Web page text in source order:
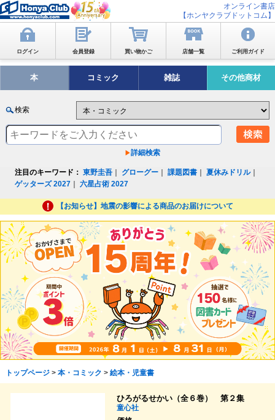
オンライン書店
【ホンヤクラブドットコム】
ログイン 会員登録 買い物かご 店舗一覧 ご利用ガイド
本 コミック 雑誌 その他商材
検索
詳細検索
注目のキーワード： 東野圭吾 グローグー ｜課題図書 ｜夏休みドリル｜
ゲッターズ 2027 ｜六星占術 2027
【お知らせ】地震の影響による商品のお届けについて
トップページ> 本・コミック > 絵本・児童書
ひろがるせかい（全６巻） 第２集
童心社